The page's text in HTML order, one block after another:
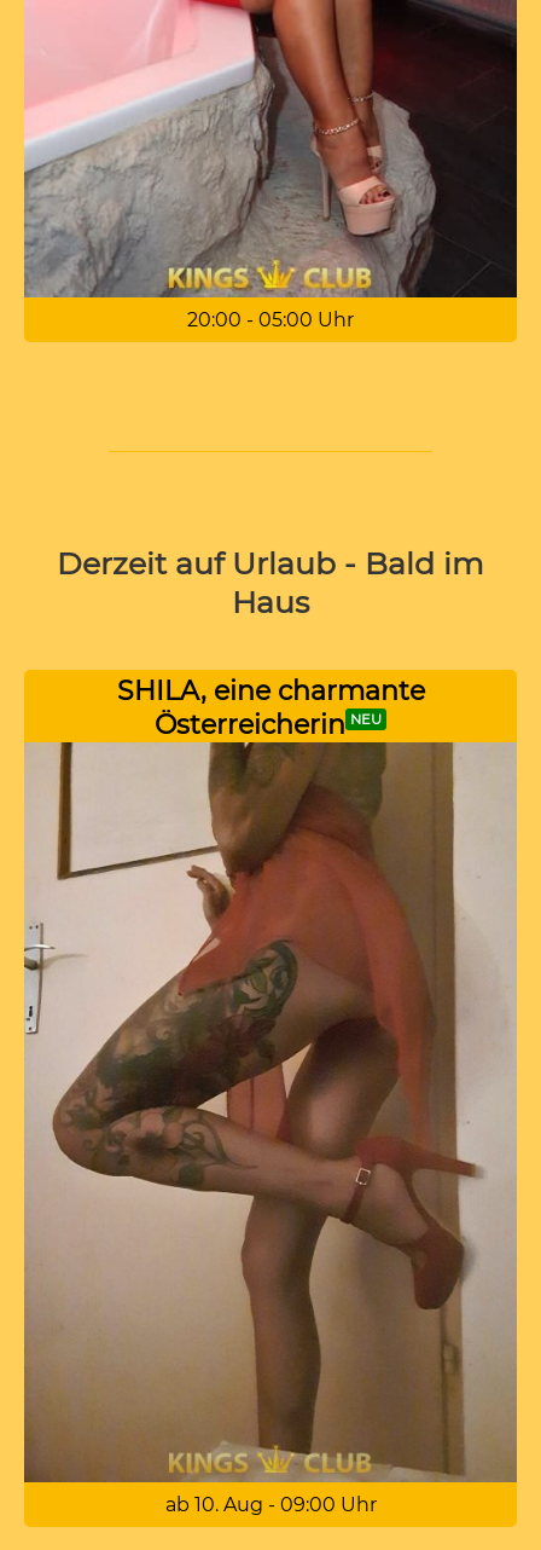
20:00 - 05:00 Uhr
Derzeit auf Urlaub - Bald im
Haus
SHILA, eine charmante
Österreicherin NEU
ab 10. Aug - 09:00 Uhr